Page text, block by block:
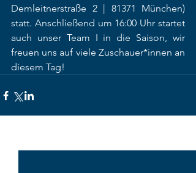
Demleitnerstraße 2 | 81371 München)
statt. Anschließend um 16:00 Uhr startet
auch unser Team I in die Saison, wir
freuen uns auf viele Zuschauer*innen an
diesem Tag!